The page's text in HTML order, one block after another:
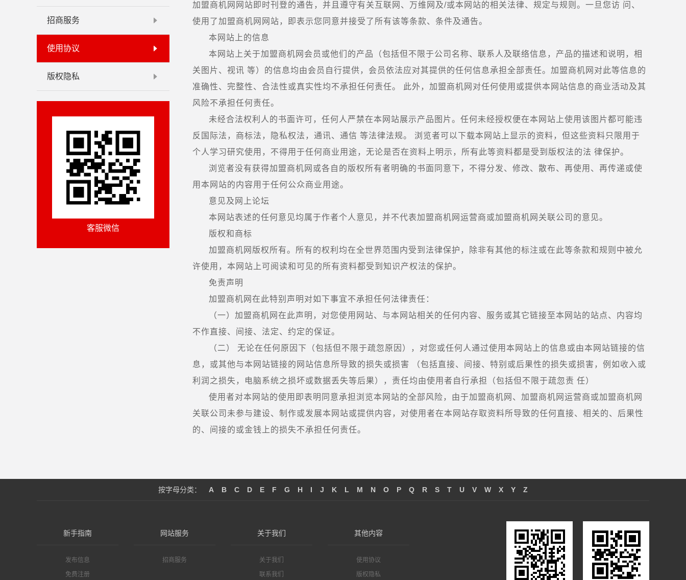
招商服务
使用协议
版权隐私
客服微信
加盟商机网网站即时刊登的通告，并且遵守有关互联网、万维网及/或本网站的相关法律、规定与规则。一旦您访 问、
使用了加盟商机网网站，即表示您同意并接受了所有该等条款、条件及通告。
本网站上的信息
本网站上关于加盟商机网会员或他们的产品（包括但不限于公司名称、联系人及联络信息，产品的描述和说明，相
关图片、视讯 等）的信息均由会员自行提供，会员依法应对其提供的任何信息承担全部责任。加盟商机网对此等信息的
准确性、完整性、合法性或真实性均不承担任何责任。 此外，加盟商机网对任何使用或提供本网站信息的商业活动及其
风险不承担任何责任。
未经合法权利人的书面许可，任何人严禁在本网站展示产品图片。任何未经授权便在本网站上使用该图片都可能违
反国际法，商标法，隐私权法，通讯、通信 等法律法规。 浏览者可以下载本网站上显示的资料，但这些资料只限用于
个人学习研究使用，不得用于任何商业用途，无论是否在资料上明示，所有此等资料都是受到版权法的法 律保护。
浏览者没有获得加盟商机网或各自的版权所有者明确的书面同意下，不得分发、修改、散布、再使用、再传递或使
用本网站的内容用于任何公众商业用途。
意见及网上论坛
本网站表述的任何意见均属于作者个人意见，并不代表加盟商机网运营商或加盟商机网关联公司的意见。
版权和商标
加盟商机网版权所有。所有的权利均在全世界范围内受到法律保护，除非有其他的标注或在此等条款和规则中被允
许使用，本网站上可阅读和可见的所有资料都受到知识产权法的保护。
免责声明
加盟商机网在此特别声明对如下事宜不承担任何法律责任：
（一）加盟商机网在此声明，对您使用网站、与本网站相关的任何内容、服务或其它链接至本网站的站点、内容均
不作直接、间接、法定、约定的保证。
（二） 无论在任何原因下（包括但不限于疏忽原因），对您或任何人通过使用本网站上的信息或由本网站链接的信
息，或其他与本网站链接的网站信息所导致的损失或损害 （包括直接、间接、特别或后果性的损失或损害，例如收入或
利润之损失，电脑系统之损坏或数据丢失等后果），责任均由使用者自行承担（包括但不限于疏忽责 任）
使用者对本网站的使用即表明同意承担浏览本网站的全部风险，由于加盟商机网、加盟商机网运营商或加盟商机网
关联公司未参与建设、制作或发展本网站或提供内容，对使用者在本网站存取资料所导致的任何直接、相关的、后果性
的、间接的或金钱上的损失不承担任何责任。
按字母分类： A B C D E F G H I J K L M N O P Q R S T U V W X Y Z
新手指南
发布信息
免费注册
网站服务
招商服务
关于我们
关于我们
联系我们
其他内容
使用协议
版权隐私